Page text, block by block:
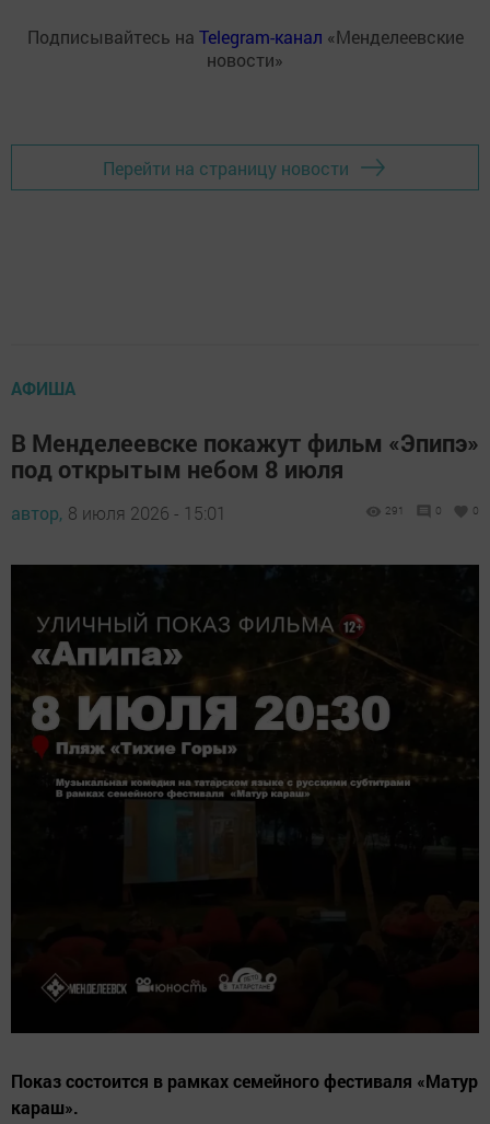
Подписывайтесь на Telegram-канал «Менделеевские
новости»
Перейти на страницу новости
АФИША
В Менделеевске покажут фильм «Эпипэ»
под открытым небом 8 июля
автор, 8 июля 2026 - 15:01 291 0 0
Показ состоится в рамках семейного фестиваля «Матур
караш».